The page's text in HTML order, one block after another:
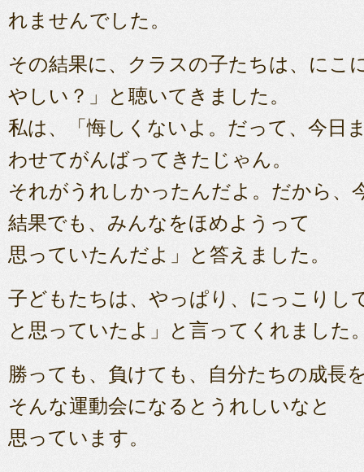
れませんでした。
その結果に、クラスの子たちは、にこ
やしい？」と聴いてきました。
私は、「悔しくないよ。だって、今日
わせてがんばってきたじゃん。
それがうれしかったんだよ。だから、
結果でも、みんなをほめようって
思っていたんだよ」と答えました。
子どもたちは、やっぱり、にっこりし
と思っていたよ」と言ってくれました
勝っても、負けても、自分たちの成長
そんな運動会になるとうれしいなと
思っています。